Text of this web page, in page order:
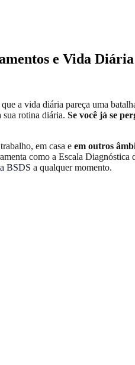
e Vida Diária
a vida diária pareça uma
sua rotina diária. Se você já se
em casa e em outros
como a Escala
BSDS a qualquer momento.